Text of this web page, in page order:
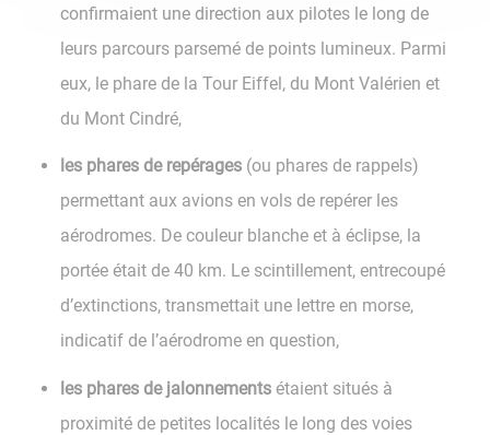
confirmaient une direction aux pilotes le long de
leurs parcours parsemé de points lumineux. Parmi
eux, le phare de la Tour Eiffel, du Mont Valérien et
du Mont Cindré,
les phares de repérages (ou phares de rappels)
permettant aux avions en vols de repérer les
aérodromes. De couleur blanche et à éclipse, la
portée était de 40 km. Le scintillement, entrecoupé
d’extinctions, transmettait une lettre en morse,
indicatif de l’aérodrome en question,
les phares de jalonnementsétaient situés à
proximité de petites localités le long des voies